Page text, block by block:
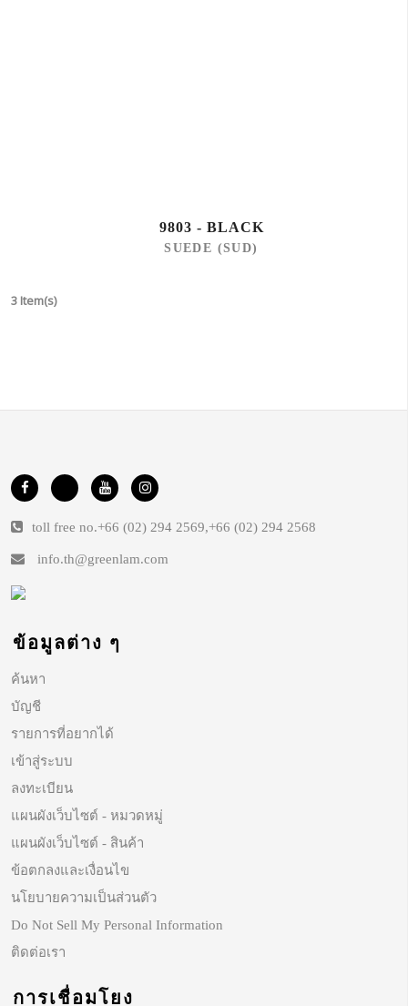
9803 - BLACK
SUEDE (SUD)
3 Item(s)
toll free no.+66 (02) 294 2569,+66 (02) 294 2568
info.th@greenlam.com
ข้อมูลต่าง ๆ
ค้นหา
บัญชี
รายการที่อยากได้
เข้าสู่ระบบ
ลงทะเบียน
แผนผังเว็บไซต์ - หมวดหมู่
แผนผังเว็บไซต์ - สินค้า
ข้อตกลงและเงื่อนไข
นโยบายความเป็นส่วนตัว
Do Not Sell My Personal Information
ติดต่อเรา
การเชื่อมโยง